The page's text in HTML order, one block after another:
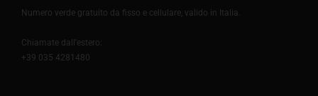
Numero verde gratuito da fisso e cellulare, valido in Italia.
Chiamate dall'estero:
+39 035 4281480